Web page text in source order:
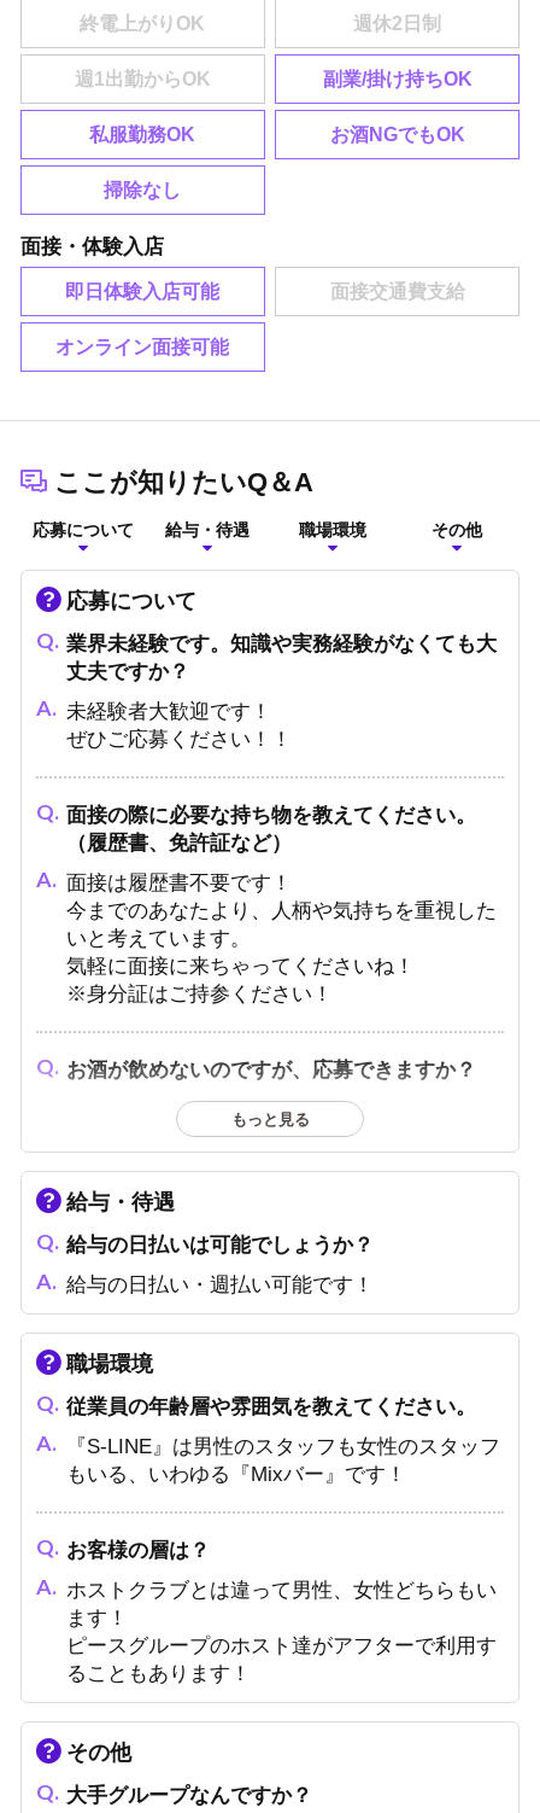
副業/掛け持ちOK
私服勤務OK お酒NGでもOK
掃除なし
面接・体験入店
即日体験入店可能
オンライン面接可能
ここが知りたいQ＆A
応募について 給与・待遇 職場環境 その他
応募について
業界未経験です。知識や実務経験がなくても大
丈夫ですか？
未経験者大歓迎です！
ぜひご応募ください！！
面接の際に必要な持ち物を教えてください。
（履歴書、免許証など）
面接は履歴書不要です！
今までのあなたより、人柄や気持ちを重視した
いと考えています。
気軽に面接に来ちゃってくださいね！
※身分証はご持参ください！
お酒が飲めないのですが、応募できますか？
お酒を飲めなくても大丈夫です！
もっと見る
給与・待遇
給与の日払いは可能でしょうか？
給与の日払い・週払い可能です！
職場環境
従業員の年齢層や雰囲気を教えてください。
『S-LINE』は男性のスタッフも女性のスタッフ
もいる、いわゆる『Mixバー』です！
お客様の層は？
ホストクラブとは違って男性、女性どちらもい
ます！
ピースグループのホスト達がアフターで利用す
ることもあります！
その他
大手グループなんですか？